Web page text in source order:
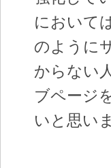
において
のように
からない
ブページ
いと思い